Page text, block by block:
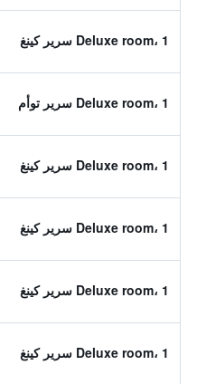
Deluxe room، 1 سرير كينغ
Deluxe room، 1 سرير توأم
Deluxe room، 1 سرير كينغ
Deluxe room، 1 سرير كينغ
Deluxe room، 1 سرير كينغ
Deluxe room، 1 سرير كينغ